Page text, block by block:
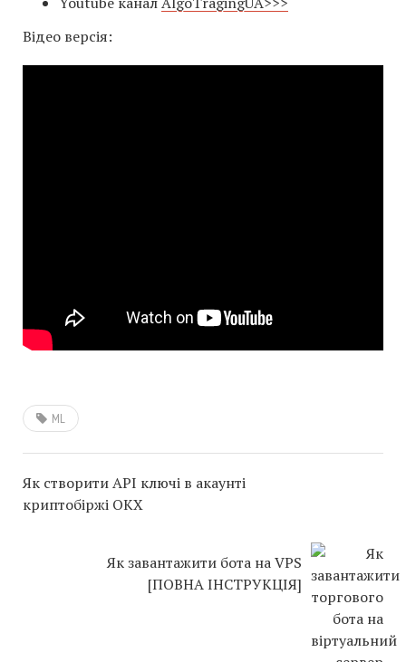
Відео версія:
ML
Як створити API ключі в акаунті
криптобіржі ОКХ
Як завантажити бота на VPS
[ПОВНА ІНСТРУКЦІЯ]